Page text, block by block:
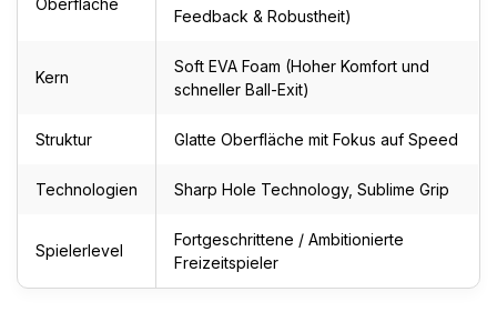
Feedback & Robustheit)
Kern
Soft EVA Foam (Hoher Komfort und
schneller Ball-Exit)
Struktur Glatte Oberfläche mit Fokus auf Speed
Technologien Sharp Hole Technology, Sublime Grip
Spielerlevel
Fortgeschrittene / Ambitionierte
Freizeitspieler